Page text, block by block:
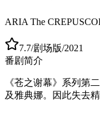
ARIA The
7.7/剧场版/2021
番剧简介
《苍之谢幕》系列第
及雅典娜。因此失去